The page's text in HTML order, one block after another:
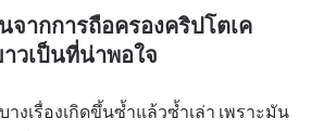
จากการถือครองคริปโตเค
วเป็นที่น่าพอใจ
างเรื่องเกิดขึ้นซ้ำแล้วซ้ำเล่า เพราะมัน